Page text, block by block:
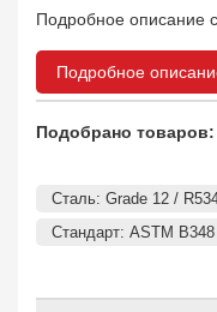
Подробное описание
Подробное
Подобрано товаров:
Сталь: Grade 12 /
Стандарт: ASTM B348